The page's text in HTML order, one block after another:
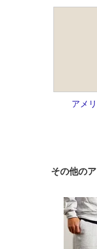
アメ
その他の